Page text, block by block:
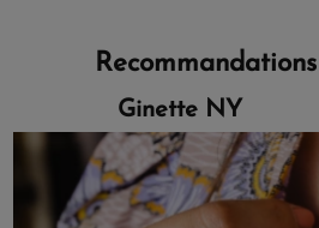
Ginette NY